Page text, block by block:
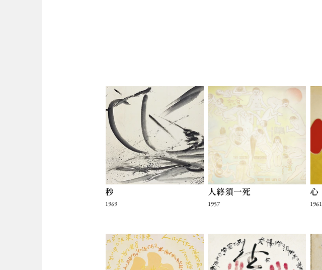
秒
1969
人終須一死
1957
心
1961